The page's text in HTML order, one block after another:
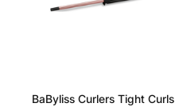
BaByliss Curlers Tight Curls